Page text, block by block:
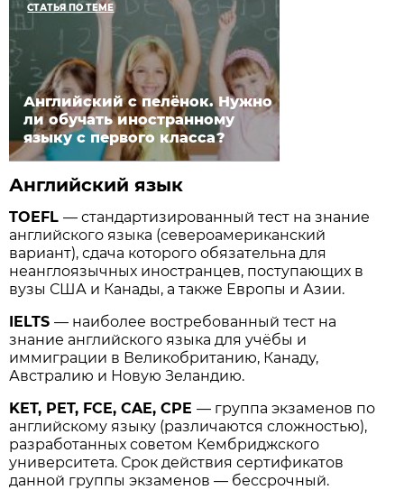
СТАТЬЯ ПО ТЕМЕ
Английский с пелёнок. Нужно
ли обучать иностранному
языку с первого класса?
Английский язык
TOEFL— стандартизированный тест на знание
английского языка (североамериканский
вариант), сдача которого обязательна для
неанглоязычных иностранцев, поступающих в
вузы США и Канады, а также Европы и Азии.
IELTS— наиболее востребованный тест на
знание английского языка для учёбы и
иммиграции в Великобританию, Канаду,
Австралию и Новую Зеландию.
KET, PET, FCE, CAE, CPE— группа экзаменов по
английскому языку (различаются сложностью),
разработанных советом Кембриджского
университета. Срок действия сертификатов
данной группы экзаменов — бессрочный.